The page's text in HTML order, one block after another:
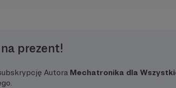
prezent!
Autora Mechatronika dla